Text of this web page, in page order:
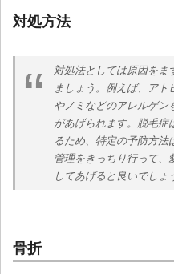
対処方法
対処法としては原因をま
ましょう。例えば、ア
やノミなどのアレルゲン
があげられます。脱毛症
るため、特定の予防方法
管理をきっちり行って、
してあげると良いでしょ
骨折